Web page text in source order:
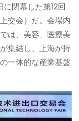
閉幕した第12回
交会）だ。会場内
は、美容、医療美
集結し、上海が持
一体的な産業基盤